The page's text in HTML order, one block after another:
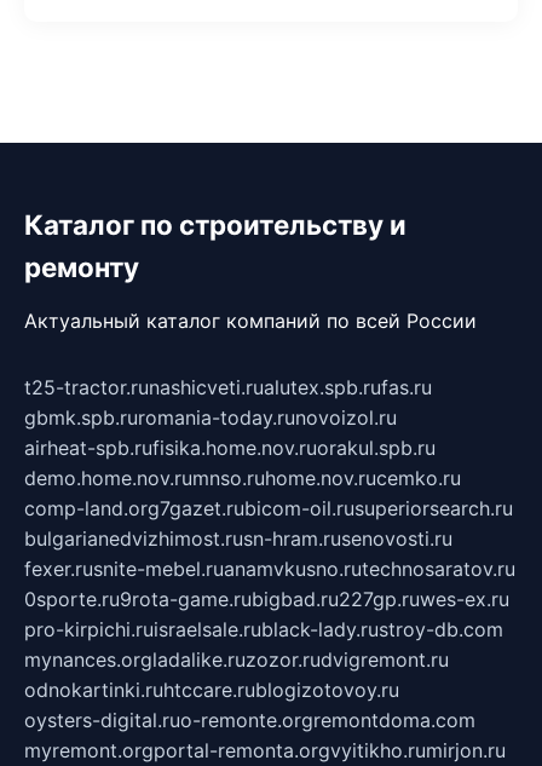
Каталог по строительству и
ремонту
Актуальный каталог компаний по всей России
t25-tractor.runashicveti.rualutex.spb.rufas.ru
gbmk.spb.ruromania-today.runovoizol.ru
airheat-spb.rufisika.home.nov.ruorakul.spb.ru
demo.home.nov.rumnso.ruhome.nov.rucemko.ru
comp-land.org7gazet.rubicom-oil.rusuperiorsearch.ru
bulgarianedvizhimost.rusn-hram.rusenovosti.ru
fexer.rusnite-mebel.ruanamvkusno.rutechnosaratov.ru
0sporte.ru9rota-game.rubigbad.ru227gp.ruwes-ex.ru
pro-kirpichi.ruisraelsale.rublack-lady.rustroy-db.com
mynances.orgladalike.ruzozor.rudvigremont.ru
odnokartinki.ruhtccare.rublogizotovoy.ru
oysters-digital.ruo-remonte.orgremontdoma.com
myremont.orgportal-remonta.orgvyitikho.rumirjon.ru